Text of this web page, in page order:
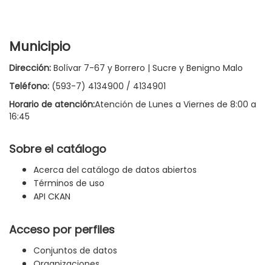
Municipio
Dirección: Bolívar 7-67 y Borrero | Sucre y Benigno Malo
Teléfono: (593-7) 4134900 / 4134901
Horario de atención:Atención de Lunes a Viernes de 8:00 a
16:45
Sobre el catálogo
Acerca del catálogo de datos abiertos
Términos de uso
API CKAN
Acceso por perfiles
Conjuntos de datos